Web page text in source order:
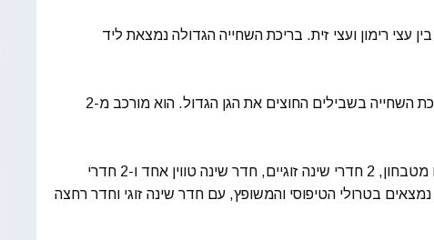
7 קמ. מי אוסטונית בין עצי רימון ועצי זית. בריכת השחייה הגדולה נמצאת ליד
הוילה מורכבת מ-4 יחידות טרולי ולמי, המחוברות לבריכת השחייה בשבילים החוצים את הגן הגדול. הוא מורכב מ-2
שתי הווילות הקטנות כמעט זהות והן מורכבות מסלון עם מטבחון, 2 חדרי שינה זוגיים, חדר שינה טווין אחד ו-2 חדרי
בטרולי הטיפוסי והמשופץ, עם חדר שינה זוגי וחדר רחצה